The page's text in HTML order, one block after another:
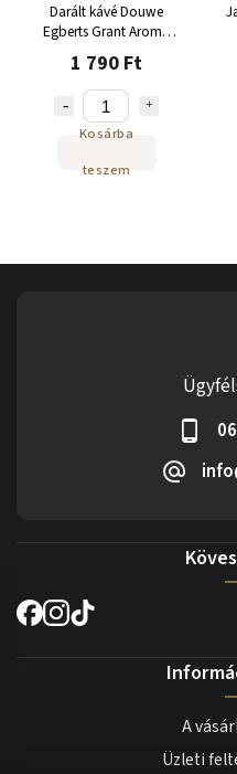
Darált kávé Douwe
Egberts Grant Aroma
Intense 250 g
1 790 Ft
Kosárba
teszem
A
Üzleti